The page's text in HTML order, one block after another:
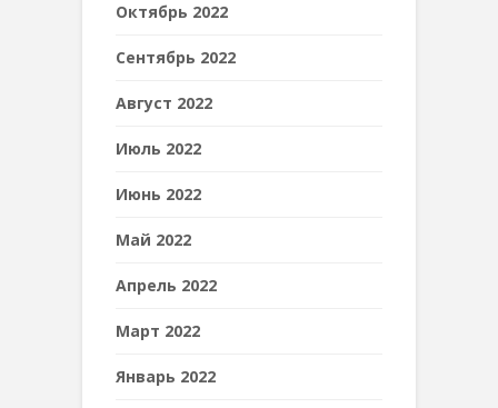
Октябрь 2022
Сентябрь 2022
Август 2022
Июль 2022
Июнь 2022
Май 2022
Апрель 2022
Март 2022
Январь 2022